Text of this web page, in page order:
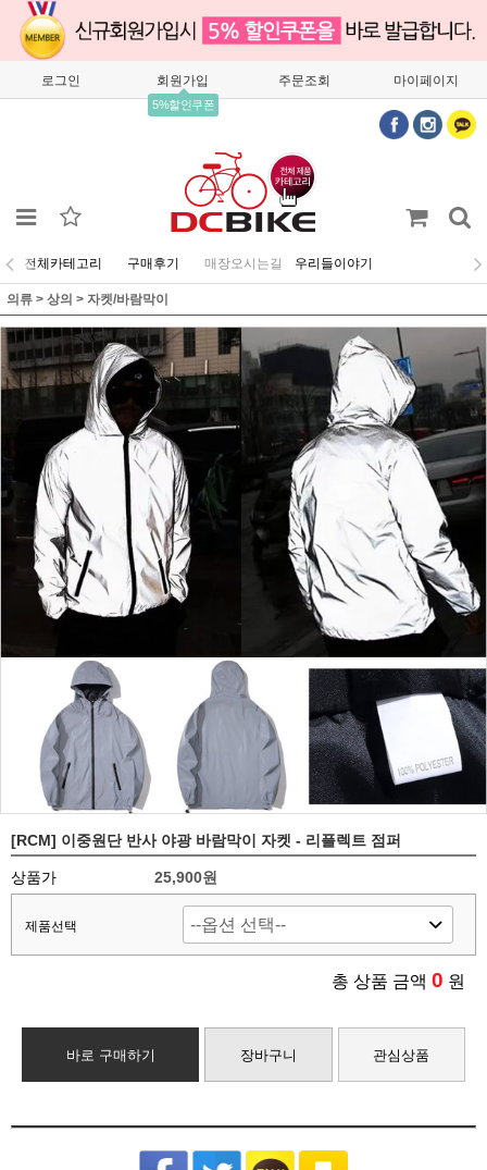
로그인 회원가입
5%할인쿠폰
주문조회 마이페이지
전체카테고리 구매후기 매장오시는길 우리들이야기
의류 > 상의 > 자켓/바람막이
[RCM] 이중원단 반사 야광 바람막이 자켓 - 리플렉트 점퍼
상품가 25,900원
제품선택
총 상품 금액 0 원
바로 구매하기 장바구니 관심상품